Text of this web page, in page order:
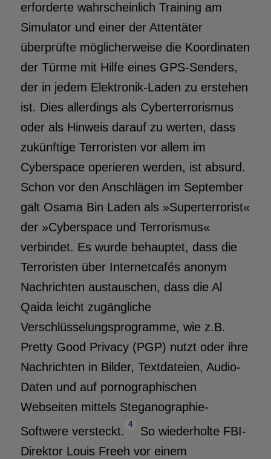
erforderte wahrscheinlich Training am
Simulator und einer der Attentäter
überprüfte möglicherweise die Koordinaten
der Türme mit Hilfe eines GPS-Senders,
der in jedem Elektronik-Laden zu erstehen
ist. Dies allerdings als Cyberterrorismus
oder als Hinweis darauf zu werten, dass
zukünftige Terroristen vor allem im
Cyberspace operieren werden, ist absurd.
Schon vor den Anschlägen im September
galt Osama Bin Laden als »Superterrorist«
der »Cyberspace und Terrorismus«
verbindet. Es wurde behauptet, dass die
Terroristen über Internetcafés anonym
Nachrichten austauschen, dass die Al
Qaida leicht zugängliche
Verschlüsselungsprogramme, wie z.B.
Pretty Good Privacy (PGP) nutzt oder ihre
Nachrichten in Bilder, Textdateien, Audio-
Daten und auf pornographischen
Webseiten mittels Steganographie-
Softwere versteckt.
4
So wiederholte FBI-
Direktor Louis Freeh vor einem